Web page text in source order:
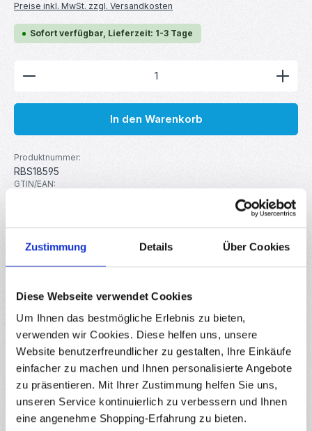
Zustimmung Details Über Cookies
Diese Webseite verwendet Cookies
Um Ihnen das bestmögliche Erlebnis zu bieten,
verwenden wir Cookies. Diese helfen uns, unsere
Website benutzerfreundlicher zu gestalten, Ihre Einkäufe
einfacher zu machen und Ihnen personalisierte Angebote
zu präsentieren. Mit Ihrer Zustimmung helfen Sie uns,
unseren Service kontinuierlich zu verbessern und Ihnen
eine angenehme Shopping-Erfahrung zu bieten.
Preise inkl. MwSt. zzgl. Versandkosten
Sofort verfügbar, Lieferzeit: 1-3 Tage
Produkt Anzahl: Gib den gewünschten Wert ein
In den Warenkorb
Produktnummer:
RBS18595
GTIN/EAN:
Das Universal Display Öffnungswerkzeug mit Profi-
beschädigun… Mehr
Eigenschaften
Downloads
Bewertungen